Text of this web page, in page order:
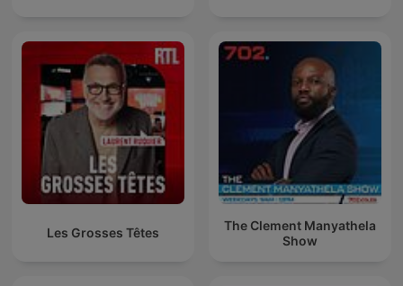
Les Grosses Têtes
The Clement Manyathela
Show